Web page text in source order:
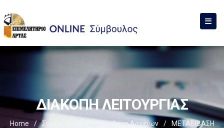
ΔΙΑΚΟΠΗ ΛΕΙΤΟΥΡΓΙΑΣ
Home / Σύμβουλος Βιβλιοθήκη Αρχείων /
ΜΕΤΑΒΙΒΑΣΗ